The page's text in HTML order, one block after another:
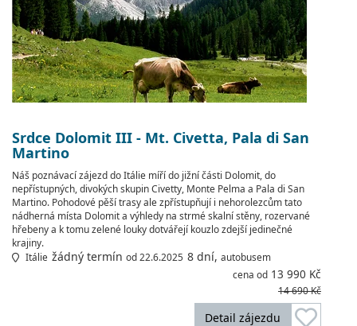
Srdce Dolomit III - Mt. Civetta, Pala di San
Martino
Náš poznávací zájezd do Itálie míří do jižní části Dolomit, do
nepřístupných, divokých skupin Civetty, Monte Pelma a Pala di San
Martino. Pohodové pěší trasy ale zpřístupňují i nehorolezcům tato
nádherná místa Dolomit a výhledy na strmé skalní stěny, rozervané
hřebeny a k tomu zelené louky dotvářejí kouzlo zdejší jedinečné
krajiny.
Itálie žádný termín od 22.6.2025 8 dní, autobusem
cena od 13 990 Kč
14 690 Kč
Detail zájezdu